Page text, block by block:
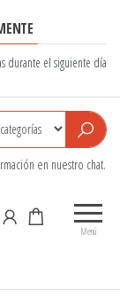
durante el siguiente día
en nuestro chat.
Menú